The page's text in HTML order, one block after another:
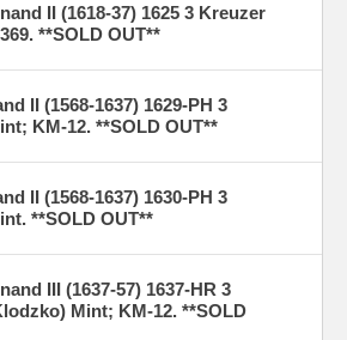
II (1618-37) 1625 3 Kreuzer
**SOLD OUT**
II (1568-1637) 1629-PH 3
KM-12. **SOLD OUT**
II (1568-1637) 1630-PH 3
**SOLD OUT**
III (1637-57) 1637-HR 3
Mint; KM-12. **SOLD